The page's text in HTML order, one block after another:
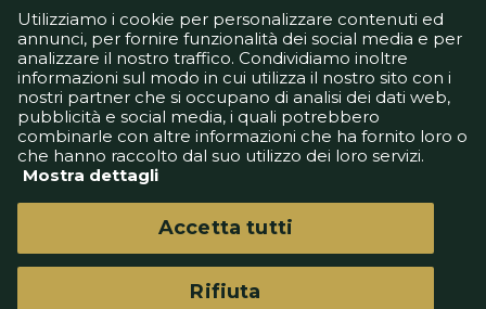
Informativa Privacy
Informativa Cookie
Tech App
Gestione preferenze
support@goldbetlive.it
GoldBetlive è un sito di GBO Italy Spa
Utilizziamo i cookie per personalizzare contenuti ed
annunci, per fornire funzionalità dei social media e per
analizzare il nostro traffico. Condividiamo inoltre
informazioni sul modo in cui utilizza il nostro sito con i
nostri partner che si occupano di analisi dei dati web,
pubblicità e social media, i quali potrebbero
combinarle con altre informazioni che ha fornito loro o
che hanno raccolto dal suo utilizzo dei loro servizi.
Mostra dettagli
Rifiuta
Accetta tutti